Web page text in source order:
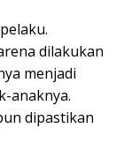
dilakukan
menjadi
anaknya.
dipastikan